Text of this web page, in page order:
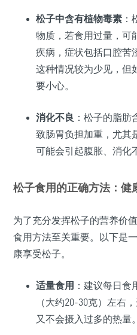
松子中含有植物毒素
物质，若食用过量，可
疾病，症状包括口腔苦
这种情况较为少见，但
要小心。
消化不良 ：松子的脂
致肠胃负担加重，尤其
可能会引起腹胀、消化
松子食用的正确方法：健
为了充分发挥松子的营养价
食用方法至关重要。以下是
康享受松子。
适量食用 ：建议每日
（大约20-30克）左右
又不会摄入过多的热量。